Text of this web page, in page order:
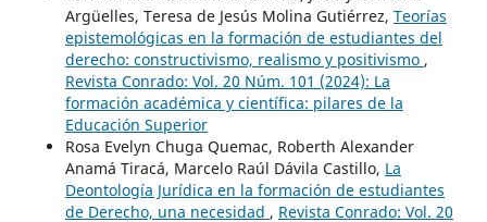
Argüelles, Teresa de Jesús Molina Gutiérrez, Teorías
epistemológicas en la formación de estudiantes del
derecho: constructivismo, realismo y positivismo ,
Revista Conrado: Vol. 20 Núm. 101 (2024): La
formación académica y científica: pilares de la
Educación Superior
Rosa Evelyn Chuga Quemac, Roberth Alexander
Anamá Tiracá, Marcelo Raúl Dávila Castillo, La
Deontología Jurídica en la formación de estudiantes
de Derecho, una necesidad , Revista Conrado: Vol. 20